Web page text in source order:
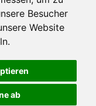
Besucher
Website
ab